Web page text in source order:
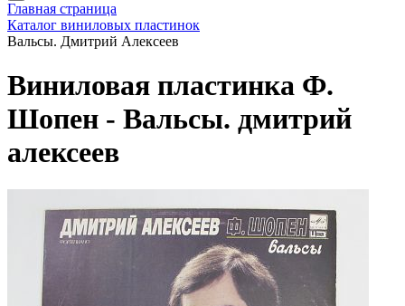
Главная страница
Каталог виниловых пластинок
Вальсы. Дмитрий Алексеев
Виниловая пластинка Ф.
Шопен - Вальсы. дмитрий
алексеев